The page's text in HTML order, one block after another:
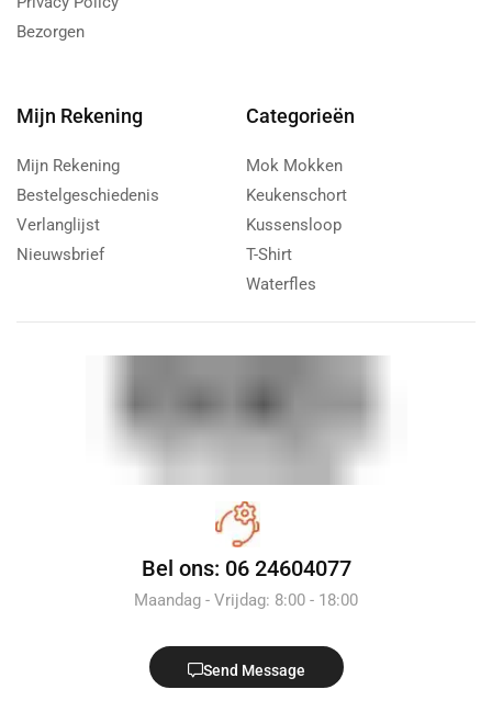
Bezorgen
Mijn Rekening
Mijn Rekening
Bestelgeschiedenis
Verlanglijst
Nieuwsbrief
Categorieën
Mok Mokken
Keukenschort
Kussensloop
T-Shirt
Waterfles
Bel ons: 06 24604077
Maandag - Vrijdag: 8:00 - 18:00
Send Message